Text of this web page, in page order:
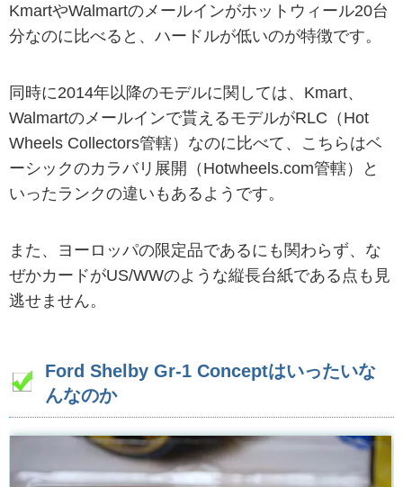
KmartやWalmartのメールインがホットウィール20台
分なのに比べると、ハードルが低いのが特徴です。
同時に2014年以降のモデルに関しては、Kmart、
Walmartのメールインで貰えるモデルがRLC（Hot
Wheels Collectors管轄）なのに比べて、こちらはベ
ーシックのカラバリ展開（Hotwheels.com管轄）と
いったランクの違いもあるようです。
また、ヨーロッパの限定品であるにも関わらず、な
ぜかカードがUS/WWのような縦長台紙である点も見
逃せません。
Ford Shelby Gr-1 Conceptはいったいな
んなのか